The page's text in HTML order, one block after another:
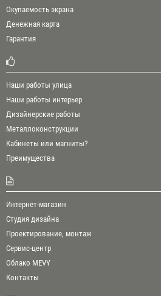
Окупаемость экрана
Денежная карта
Гарантия
Наши работы улица
Наши работы интерьер
Дизайнерские работы
Металлоконструкции
Кабинеты или магниты?
Преимущества
Интернет-магазин
Студия дизайна
Проектирование, монтаж
Сервис-центр
Облако MEVY
Контакты